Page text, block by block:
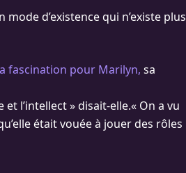
d’existence qui n’existe plus
fascination pour Marilyn, sa
l’intellect » disait-elle.« On a vu
était vouée à jouer des rôles